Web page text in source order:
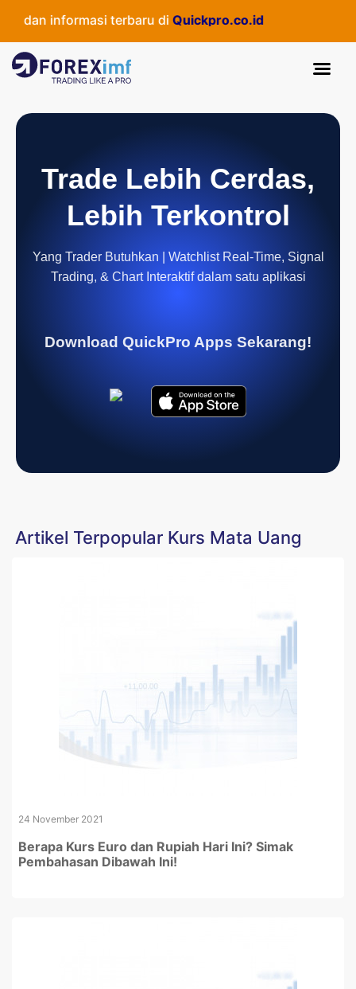
informasi terbaru diQuickpro.co.id
Trade Lebih Cerdas,
Lebih Terkontrol
Yang Trader Butuhkan | Watchlist Real-Time, Signal
Trading, & Chart Interaktif dalam satu aplikasi
Download QuickPro Apps Sekarang!
Artikel Terpopular Kurs Mata Uang
24 November 2021
Berapa Kurs Euro dan Rupiah Hari Ini? Simak
Pembahasan Dibawah Ini!